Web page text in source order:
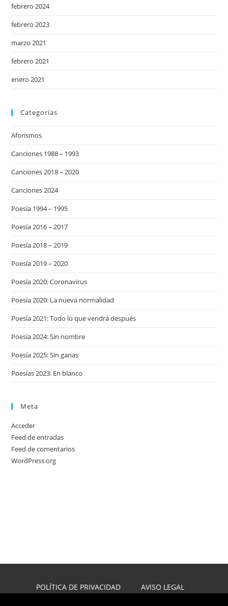
febrero 2024
febrero 2023
marzo 2021
febrero 2021
enero 2021
Categorías
Aforismos
Canciones 1988 – 1993
Canciones 2018 – 2020
Canciones 2024
Poesía 1994 – 1995
Poesía 2016 – 2017
Poesía 2018 – 2019
Poesía 2019 – 2020
Poesía 2020: Coronavirus
Poesía 2020: La nueva normalidad
Poesía 2021: Todo lo que vendrá después
Poesía 2024: Sin nombre
Poesía 2025: Sin ganas
Poesías 2023: En blanco
Meta
Acceder
Feed de entradas
Feed de comentarios
WordPress.org
POLÍTICA DE PRIVACIDAD
AVISO LEGAL